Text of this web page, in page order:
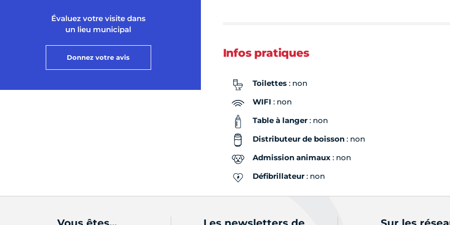
Évaluez votre visite dans
un lieu municipal
Donnez votre avis Infos pratiques
Toilettes: non
WIFI : non
Table à langer: non
Distributeur de boisson: non
Admission animaux: non
Défibrillateur: non